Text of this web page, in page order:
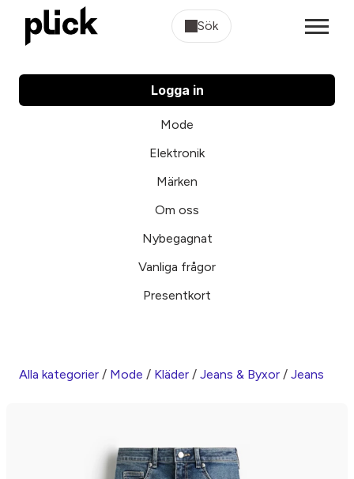
Sök
Logga in
Mode
Elektronik
Märken
Om oss
Nybegagnat
Vanliga frågor
Presentkort
Alla kategorier / Mode / Kläder / Jeans & Byxor / Jeans